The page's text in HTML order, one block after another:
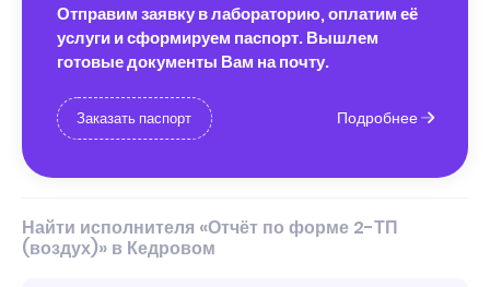
Отправим заявку в лабораторию, оплатим её
услуги и сформируем паспорт. Вышлем
готовые документы Вам на почту.
Заказать паспорт Подробнее
Найти исполнителя «Отчёт по форме 2-ТП
(воздух)» в Кедровом